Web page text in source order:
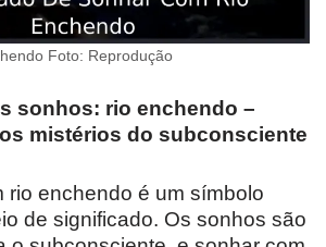
Foto: Reprodução
sonhos: rio enchendo –
mistérios do subconsciente
rio enchendo é um símbolo
de significado. Os sonhos são